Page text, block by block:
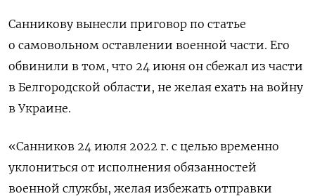
Санникову вынесли приговор по статье
о самовольном оставлении военной части. Его
обвинили в том, что 24 июня он сбежал из части
в Белгородской области, не желая ехать на войну
в Украине.
«Санников 24 июля 2022 г. с целью временно
уклониться от исполнения обязанностей
военной службы, желая избежать отправки